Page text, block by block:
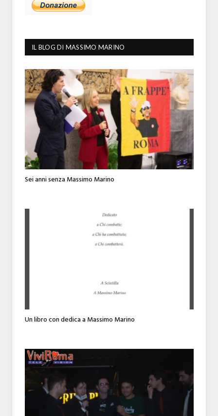
IL BLOG DI MASSIMO MARINO
Sei anni senza Massimo Marino
Un libro con dedica a Massimo Marino